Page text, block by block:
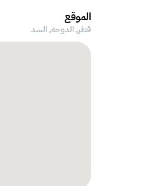
الموقع
قطر, الدوحة,السد